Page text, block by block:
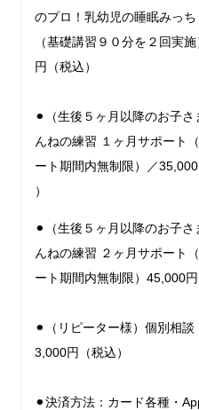
のプロ！乳幼児の睡眠みっ
（基礎講習９０分を２回実
円（税込）
⚫︎（生後５ヶ月以降のお子さ
んねの練習 １ヶ月サポート
ート期間内無制限）／
）
⚫︎（生後５ヶ月以降のお子さ
んねの練習 ２ヶ月サポート
ート期間内無制限）45,000円
⚫︎（リピーター様）個別相
3,000円（税込）
⚫︎決済方法：カード各種・